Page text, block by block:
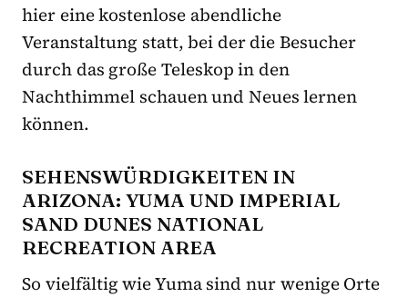
hier eine kostenlose abendliche
Veranstaltung statt, bei der die Besucher
durch das große Teleskop in den
Nachthimmel schauen und Neues lernen
können.
SEHENSWÜRDIGKEITEN IN
ARIZONA: YUMA UND IMPERIAL
SAND DUNES NATIONAL
RECREATION AREA
So vielfältig wie Yuma sind nur wenige Orte